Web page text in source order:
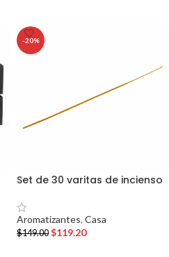
-20%
Set de 30 varitas de incienso
Aromatizantes, Casa
$149.00 $119.20